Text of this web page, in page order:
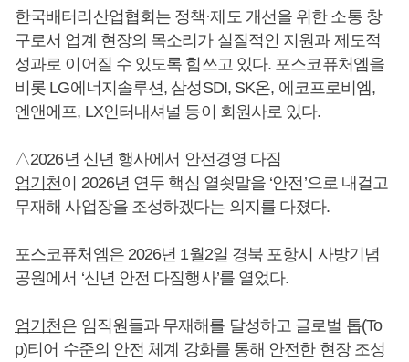
한국배터리산업협회는 정책·제도 개선을 위한 소통 창
구로서 업계 현장의 목소리가 실질적인 지원과 제도적
성과로 이어질 수 있도록 힘쓰고 있다. 포스코퓨처엠을
비롯 LG에너지솔루션, 삼성SDI, SK온, 에코프로비엠,
엔앤에프, LX인터내셔널 등이 회원사로 있다.
△2026년 신년 행사에서 안전경영 다짐
엄기천이 2026년 연두 핵심 열쇳말을 ‘안전’으로 내걸고
무재해 사업장을 조성하겠다는 의지를 다졌다.
포스코퓨처엠은 2026년 1월2일 경북 포항시 사방기념
공원에서 ‘신년 안전 다짐행사’를 열었다.
엄기천은 임직원들과 무재해를 달성하고 글로벌 톱(To
p)티어 수준의 안전 체계 강화를 통해 안전한 현장 조성